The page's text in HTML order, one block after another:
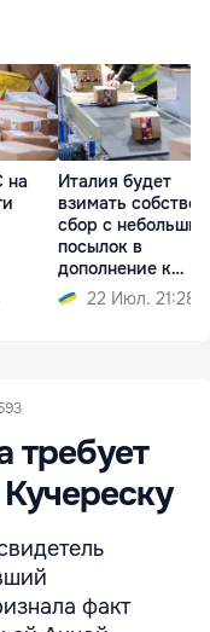
на
Италия будет
взимать
сбор с небольших
посылок в
дополнение к
пошлине ЕС
22 Июл. 21:28
требует
факт